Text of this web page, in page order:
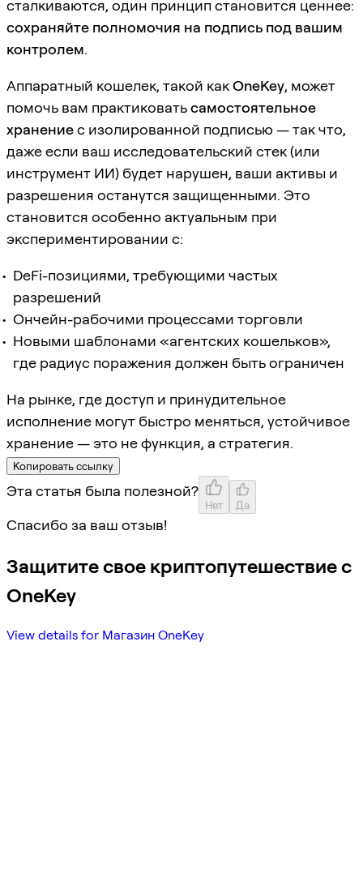
сталкиваются, один принцип становится ценнее:
сохраняйте полномочия на подпись под вашим
контролем.
Аппаратный кошелек, такой какOneKey, может
помочь вам практиковатьсамостоятельное
хранениес изолированной подписью — так что,
даже если ваш исследовательский стек (или
инструмент ИИ) будет нарушен, ваши активы и
разрешения останутся защищенными. Это
становится особенно актуальным при
экспериментировании с:
DeFi-позициями, требующими частых
разрешений
Ончейн-рабочими процессами торговли
Новыми шаблонами «агентских кошельков»,
где радиус поражения должен быть ограничен
На рынке, где доступ и принудительное
исполнение могут быстро меняться, устойчивое
хранение — это не функция, а стратегия.
Копировать ссылку
Эта статья была полезной?
Нет Да
Спасибо за ваш отзыв!
Защитите свое криптопутешествие с
OneKey
View details for Магазин OneKey